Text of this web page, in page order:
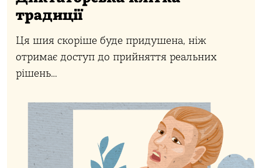
традиції
Ця шия скоріше буде придушена, ніж
отримає доступ до прийняття реальних
рішень…